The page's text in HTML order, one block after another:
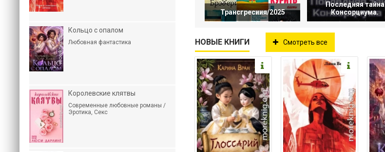
Трансгресиия/2025
Последняя тайна
Консорциума.
НОВЫЕ КНИГИ Смотреть все
Кольцо с опалом
Любовная фантастика
Королевские клятвы
Современные любовные романы /
Эротика, Секс